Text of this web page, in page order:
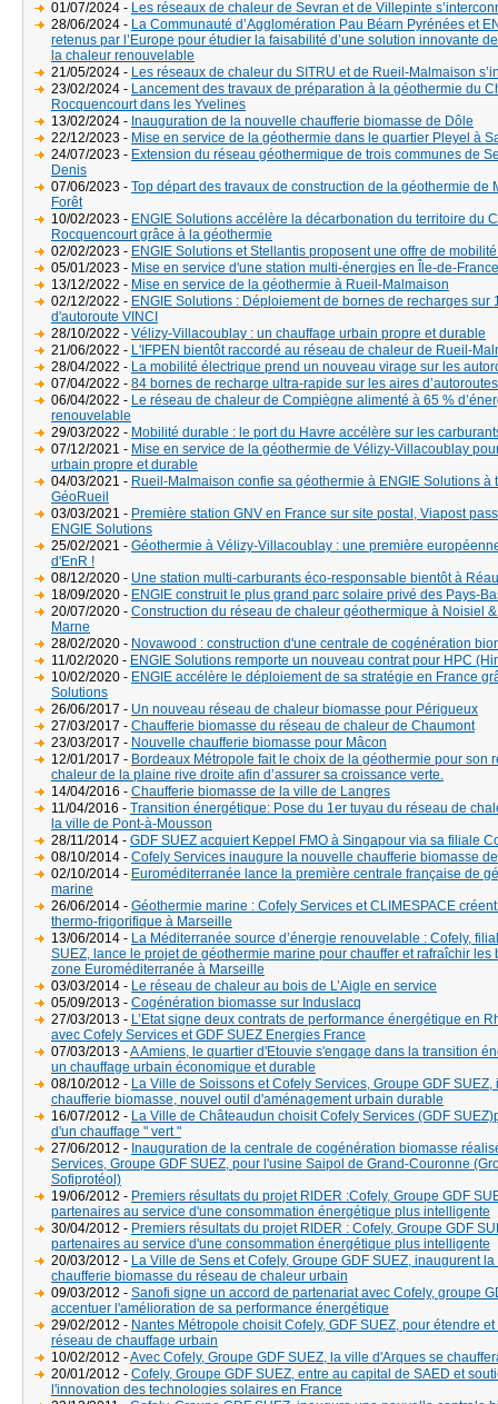
01/07/2024 - Les réseaux de chaleur de Sevran et de Villepinte
28/06/2024 - La Communauté d’Agglomération Pau Béarn Pyrénées et
retenus par l’Europe pour étudier la faisabilité d’une solution innovante
la chaleur renouvelable
21/05/2024 - Les réseaux de chaleur du SITRU et de Rueil-Malmaison
23/02/2024 - Lancement des travaux de préparation à la géothermie du
Rocquencourt dans les Yvelines
13/02/2024 - Inauguration de la nouvelle chaufferie biomasse de Dôle
22/12/2023 - Mise en service de la géothermie dans le quartier Pleyel à
24/07/2023 - Extension du réseau géothermique de trois communes de
Denis
07/06/2023 - Top départ des travaux de construction de la géothermie de
Forêt
10/02/2023 - ENGIE Solutions accélère la décarbonation du territoire du
Rocquencourt grâce à la géothermie
02/02/2023 - ENGIE Solutions et Stellantis proposent une offre de
05/01/2023 - Mise en service d'une station multi-énergies en Île-de-France
13/12/2022 - Mise en service de la géothermie à Rueil-Malmaison
02/12/2022 - ENGIE Solutions : Déploiement de bornes de recharges sur
d'autoroute VINCI
28/10/2022 - Vélizy-Villacoublay : un chauffage urbain propre et durable
21/06/2022 - L'IFPEN bientôt raccordé au réseau de chaleur de Rueil-
28/04/2022 - La mobilité électrique prend un nouveau virage sur les
07/04/2022 - 84 bornes de recharge ultra-rapide sur les aires
06/04/2022 - Le réseau de chaleur de Compiègne alimenté à 65 %
renouvelable
29/03/2022 - Mobilité durable : le port du Havre accélère sur les
07/12/2021 - Mise en service de la géothermie de Vélizy-Villacoublay
urbain propre et durable
04/03/2021 - Rueil-Malmaison confie sa géothermie à ENGIE Solutions à
GéoRueil
03/03/2021 - Première station GNV en France sur site postal, Viapost
ENGIE Solutions
25/02/2021 - Géothermie à Vélizy-Villacoublay : une première
d'EnR !
08/12/2020 - Une station multi-carburants éco-responsable bientôt à Réau
18/09/2020 - ENGIE construit le plus grand parc solaire privé des Pays-
20/07/2020 - Construction du réseau de chaleur géothermique à Noisiel
Marne
28/02/2020 - Novawood : construction d'une centrale de cogénération
11/02/2020 - ENGIE Solutions remporte un nouveau contrat pour HPC
10/02/2020 - ENGIE accélère le déploiement de sa stratégie en France
Solutions
26/06/2017 - Un nouveau réseau de chaleur biomasse pour Périgueux
27/03/2017 - Chaufferie biomasse du réseau de chaleur de Chaumont
23/03/2017 - Nouvelle chaufferie biomasse pour Mâcon
12/01/2017 - Bordeaux Métropole fait le choix de la géothermie pour son
chaleur de la plaine rive droite afin d’assurer sa croissance verte.
14/04/2016 - Chaufferie biomasse de la ville de Langres
11/04/2016 - Transition énergétique: Pose du 1er tuyau du réseau de
la ville de Pont-à-Mousson
28/11/2014 - GDF SUEZ acquiert Keppel FMO à Singapour via sa filiale
08/10/2014 - Cofely Services inaugure la nouvelle chaufferie biomasse
02/10/2014 - Euroméditerranée lance la première centrale française de
marine
26/06/2014 - Géothermie marine : Cofely Services et CLIMESPACE
thermo-frigorifique à Marseille
13/06/2014 - La Méditerranée source d’énergie renouvelable : Cofely,
SUEZ, lance le projet de géothermie marine pour chauffer et rafraîchir les
zone Euroméditerranée à Marseille
03/03/2014 - Le réseau de chaleur au bois de L’Aigle en service
05/09/2013 - Cogénération biomasse sur Induslacq
27/03/2013 - L’Etat signe deux contrats de performance énergétique en
avec Cofely Services et GDF SUEZ Energies France
07/03/2013 -A Amiens, le quartier d'Etouvie s'engage dans la transition
un chauffage urbain économique et durable
08/10/2012 - La Ville de Soissons et Cofely Services, Groupe GDF
chaufferie biomasse, nouvel outil d'aménagement urbain durable
16/07/2012 - La Ville de Châteaudun choisit Cofely Services (GDF
d'un chauffage " vert "
27/06/2012 - Inauguration de la centrale de cogénération biomasse
Services, Groupe GDF SUEZ, pour l'usine Saipol de Grand-Couronne
Sofiprotéol)
19/06/2012 - Premiers résultats du projet RIDER :Cofely, Groupe GDF
partenaires au service d'une consommation énergétique plus intelligente
30/04/2012 - Premiers résultats du projet RIDER : Cofely, Groupe GDF
partenaires au service d'une consommation énergétique plus intelligente
20/03/2012 - La Ville de Sens et Cofely, Groupe GDF SUEZ, inaugurent
chaufferie biomasse du réseau de chaleur urbain
09/03/2012 - Sanofi signe un accord de partenariat avec Cofely, groupe
accentuer l'amélioration de sa performance énergétique
29/02/2012 - Nantes Métropole choisit Cofely, GDF SUEZ, pour étendre
réseau de chauffage urbain
10/02/2012 -Avec Cofely, Groupe GDF SUEZ, la ville d'Arques se
20/01/2012 - Cofely, Groupe GDF SUEZ, entre au capital de SAED et
l'innovation des technologies solaires en France